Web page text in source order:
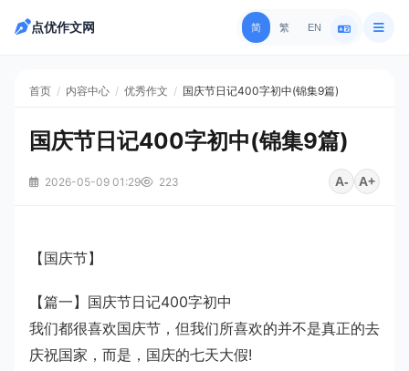
首页 / 内容中心 / 优秀作文 / 国庆节日记400字初中(锦集9篇)
国庆节日记400字初中(锦集9篇)
2026-05-09 01:29 223 A- A+
【国庆节】
【篇一】国庆节日记400字初中
我们都很喜欢国庆节，但我们所喜欢的并不是真正的去
庆祝国家，而是，国庆的七天大假!
点优作文网 简 繁 EN